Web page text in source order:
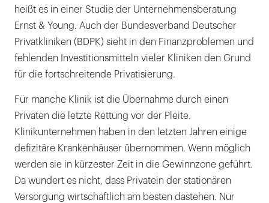
heißt es in einer Studie der Unternehmensberatung
Ernst & Young. Auch der Bundesverband Deutscher
Privatkliniken (BDPK) sieht in den Finanzproblemen und
fehlenden Investitionsmitteln vieler Kliniken den Grund
für die fortschreitende Privatisierung.
Für manche Klinik ist die Übernahme durch einen
Privaten die letzte Rettung vor der Pleite.
Klinikunternehmen haben in den letzten Jahren einige
defizitäre Krankenhäuser übernommen. Wenn möglich
werden sie in kürzester Zeit in die Gewinnzone geführt.
Da wundert es nicht, dass Privatein der stationären
Versorgung wirtschaftlich am besten dastehen. Nur